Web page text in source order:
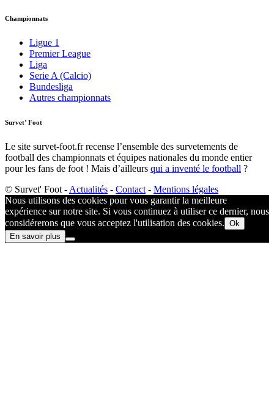
Championnats
Ligue 1
Premier League
Liga
Serie A (Calcio)
Bundesliga
Autres championnats
Survet’ Foot
Le site survet-foot.fr recense l’ensemble des survetements de
football des championnats et équipes nationales du monde entier
pour les fans de foot ! Mais d’ailleurs qui a inventé le football ?​
© Survet' Foot - Actualités - Contact - Mentions légales
Nous utilisons des cookies pour vous garantir la meilleure
expérience sur notre site. Si vous continuez à utiliser ce dernier, nous
considérerons que vous acceptez l'utilisation des cookies. Ok
En savoir plus